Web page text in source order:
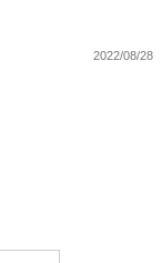
2022/08/28